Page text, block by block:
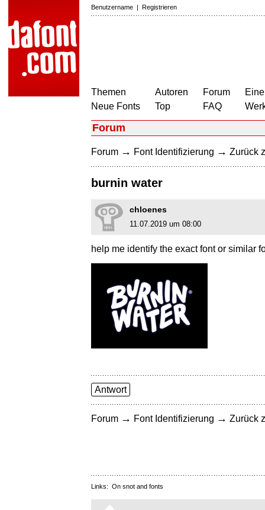
Benutzername | Registrieren
Themen
Neue Fonts
Autoren
Top
Forum
FAQ
Forum
Forum → Font Identifizierung → Zurück
burnin water
chloenes
11.07.2019 um 08:00
help me identify the exact font or similar
Antwort
Forum → Font Identifizierung → Zurück
Links: On snot and fonts